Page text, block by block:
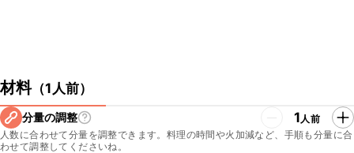
材料（1人前）
分量の調整 1人前
人数に合わせて分量を調整できます。料理の時間や火加減など、手順も分量に合
わせて調整してくださいね。